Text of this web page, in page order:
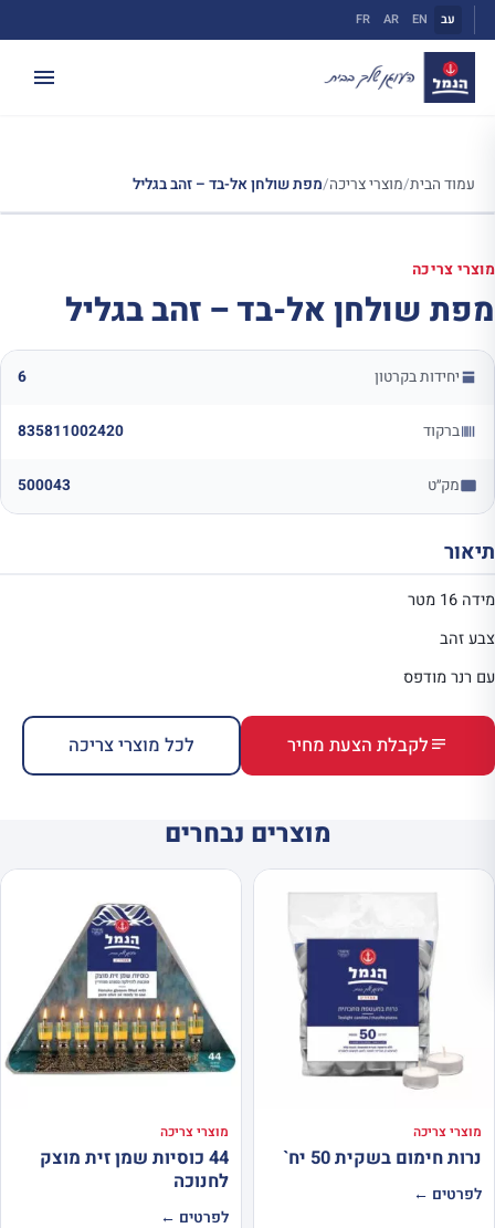
לתוכן
עב EN
AR
FR
עמוד הבית/מוצרי צריכה/מפת שולחן אל-בד – זהב בגליל
מוצרי צריכה
מפת שולחן אל-בד – זהב בגליל
יחידות בקרטון 6
ברקוד 835811002420
מק״ט 500043
תיאור
מידה 16 מטר
צבע זהב
עם רנר מודפס
לקבלת הצעת מחיר לכל מוצרי צריכה
מוצרים נבחרים
מוצרי צריכה
נרות חימום בשקית 50 יח`
לפרטים ←
מוצרי צריכה
44 כוסיות שמן זית מוצק
לחנוכה
לפרטים ←